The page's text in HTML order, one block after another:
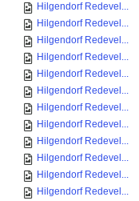
Hilgendorf Redevel...
Hilgendorf Redevel...
Hilgendorf Redevel...
Hilgendorf Redevel...
Hilgendorf Redevel...
Hilgendorf Redevel...
Hilgendorf Redevel...
Hilgendorf Redevel...
Hilgendorf Redevel...
Hilgendorf Redevel...
Hilgendorf Redevel...
Hilgendorf Redevel...